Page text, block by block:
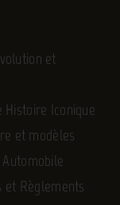
et
Histoire Iconique
et modèles
et Règlements